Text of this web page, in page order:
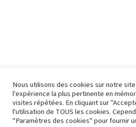
Nous utilisons des cookies sur notre
l'expérience la plus pertinente en
visites répétées. En cliquant sur
l'utilisation de TOUS les cookies.
"Paramètres des cookies" pour fournir